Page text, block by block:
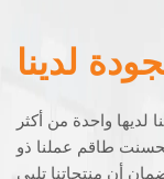
لدينا
واحدة من أكثر
طاقم عملنا ذو
أن منتجاتنا تلبي